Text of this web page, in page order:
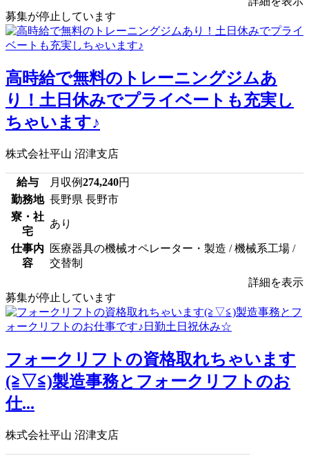
募集が停止しています
高時給で無料のトレーニングジムあ
り！土日休みでプライベートも充実し
ちゃいます♪
株式会社平山 沼津支店
給与 月収例274,240円
勤務地 長野県 長野市
寮・社
宅
あり
仕事内
容
医療器具の機械オペレーター・製造 / 機械系工場 /
交替制
詳細を表示
募集が停止しています
フォークリフトの資格取れちゃいます
(≧▽≦)製造事務とフォークリフトのお
仕...
株式会社平山 沼津支店